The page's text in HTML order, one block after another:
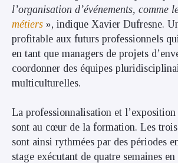
l’organisation d’événements, comme
métiers », indique Xavier Dufresne.
profitable aux futurs professionnels
en tant que managers de projets
coordonner des équipes
multiculturelles.
La professionnalisation et
sont au cœur de la formation. Les trois
sont ainsi rythmées par des périodes
stage exécutant de quatre semaines